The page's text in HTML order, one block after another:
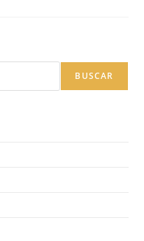
BUSCAR